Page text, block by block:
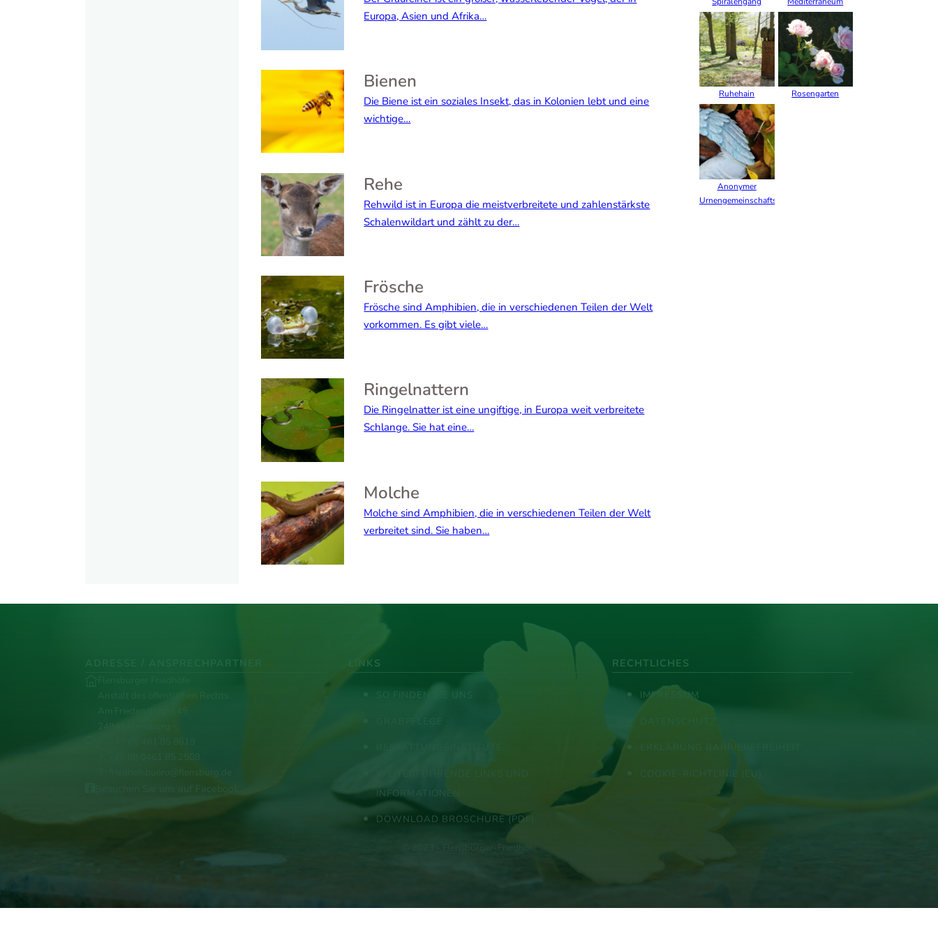
Europa, Asien und Afrika…
Bienen
Die Biene ist ein soziales Insekt, das in Kolonien lebt und eine
wichtige…
Rehe
Rehwild ist in Europa die meistverbreitete und zahlenstärkste
Schalenwildart und zählt zu der…
Frösche
Frösche sind Amphibien, die in verschiedenen Teilen der Welt
vorkommen. Es gibt viele…
Ringelnattern
Die Ringelnatter ist eine ungiftige, in Europa weit verbreitete
Schlange. Sie hat eine…
Molche
Molche sind Amphibien, die in verschiedenen Teilen der Welt
verbreitet sind. Sie haben…
Ruhehain Rosengarten
Anonymer
Urnengemeinschaftshain
ADRESSE / ANSPRECHPARTNER
Anstalt des öffentlichen Rechts
Am Friedenshügel 45
+49 (0) 461 85 8619
F: +49 (0) 0461 85 2508
friedhofsbuero@flensburg.de
Besuchen Sie uns auf Facebook
LINKS
SO FINDEN SIE UNS
BESTATTUNGSINSTITUTE
WEITERFÜHRENDE LINKS UND
INFORMATIONEN
DOWNLOAD BROSCHÜRE (PDF)
RECHTLICHES
IMPRESSUM
DATENSCHUTZ
ERKLÄRUNG BARRIEREFREIHEIT
COOKIE-RICHTLINIE (EU)